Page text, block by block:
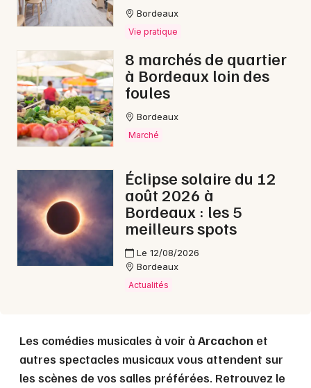
33 - Gironde
Choisir mes départements
Mon email
Je m'abonne
Bordeaux
Vie pratique
8 marchés de quartier
à Bordeaux loin des
foules
Bordeaux
Marché
Éclipse solaire du 12
août 2026 à
Bordeaux : les 5
meilleurs spots
Le 12/08/2026
Bordeaux
Actualités
Les comédies musicales à voir à Arcachon et
autres spectacles musicaux vous attendent sur
les scènes de vos salles préférées. Retrouvez le